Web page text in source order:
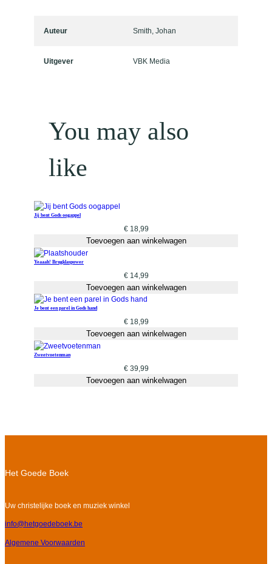
h
n
n
Auteur Smith, Johan
Uitgever VBK Media
You may also
like
Jij bent Gods oogappel
€18,99
Toevoegen aan winkelwagen
Yeaaah! Brugklaspower
€14,99
Toevoegen aan winkelwagen
Je bent een parel in Gods hand
€18,99
Toevoegen aan winkelwagen
Zweetvoetenman
€39,99
Toevoegen aan winkelwagen
Het Goede Boek
Uw christelijke boek en muziek winkel
info@hetgoedeboek.be
Algemene Voorwaarden